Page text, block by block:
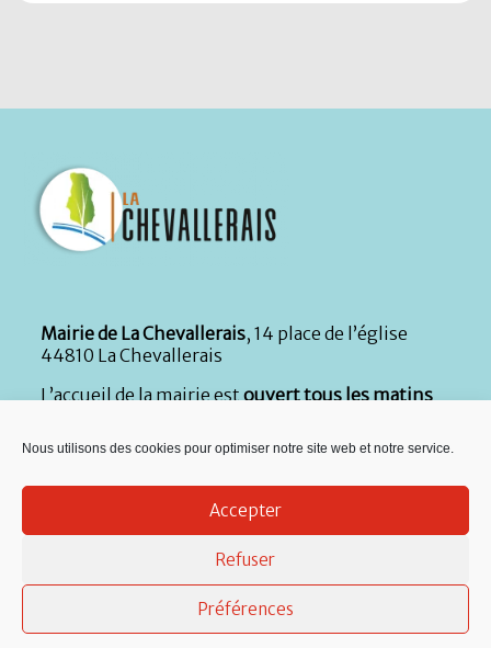
Nous utilisons des cookies pour optimiser notre site web et notre service.
Accepter
Refuser
Préférences
Mairie de La Chevallerais, 14 place de l’église
44810 La Chevallerais
L’accueil de la mairie estouvert tous les matins
de 9h à 12h
. En complément, l’accueil
téléphonique reste ouvert le lundi, mardi, jeudi
et vendredi de 13h30 à 17h. Durant la période
le secrétariat est fermé tous les samedis de
02 40 79 10 12
mairie@lachevallerais.fr